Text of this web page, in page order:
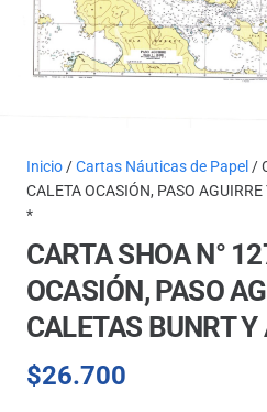
Inicio /Cartas Náuticas de Papel /
CALETA OCASIÓN, PASO
*
CARTA SHOA N°
OCASIÓN, PASO
CALETAS BUNRT
$26.700